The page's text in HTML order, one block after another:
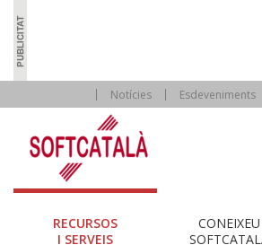
Notícies Esdeveniments
RECURSOS
I SERVEIS
CONEIXEU